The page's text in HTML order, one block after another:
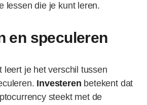
lessen die je kunt leren.
en speculeren
leert je het verschil tussen
Investeren betekent dat
steekt met de